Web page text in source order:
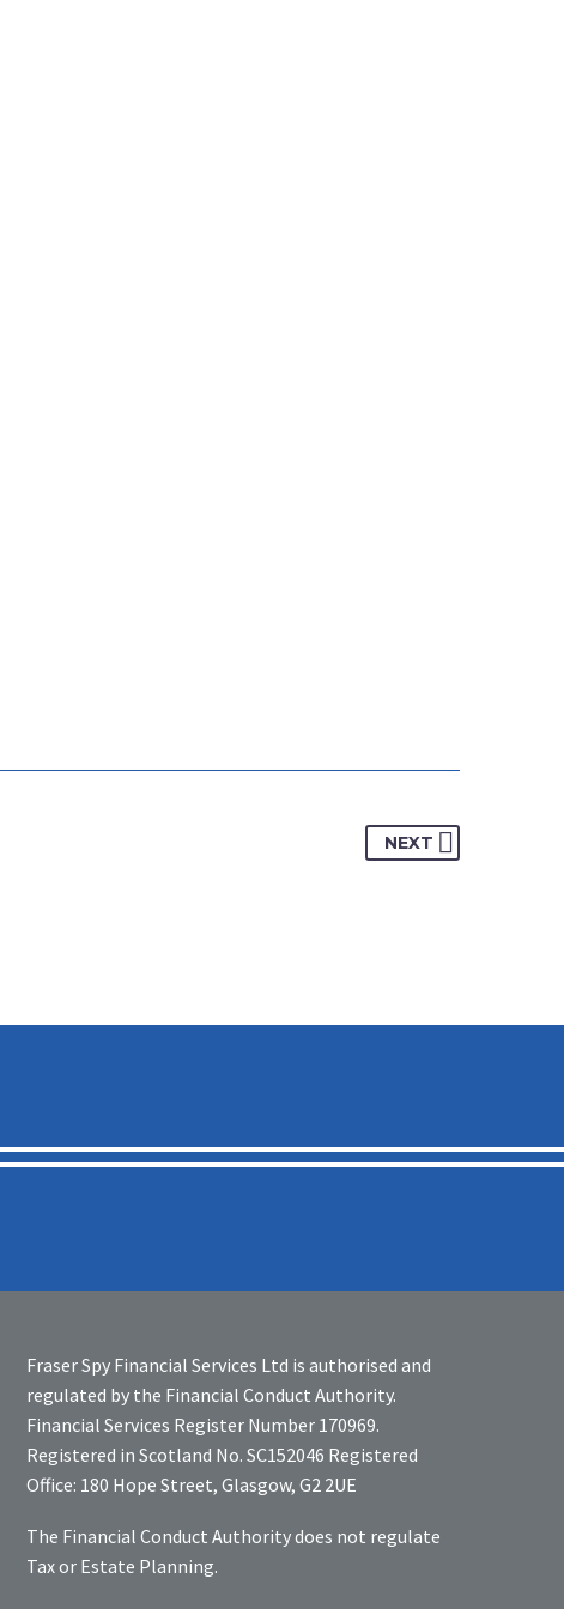
panel, which allows you to
NEXT
Fraser Spy Financial Services Ltd is authorised and
regulated by the Financial Conduct Authority.
Financial Services Register Number 170969.
Registered in Scotland No. SC152046 Registered
Office: 180 Hope Street, Glasgow, G2 2UE
The Financial Conduct Authority does not regulate
Tax or Estate Planning.